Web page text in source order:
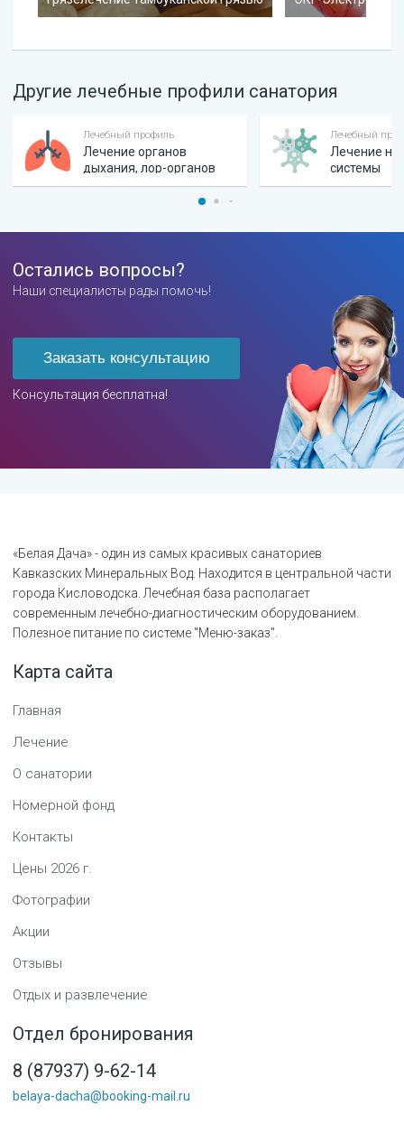
Другие лечебные профили санатория
Лечебный профиль
Лечение органов
дыхания, лор-органов
Лечебный
Лечение
системы
Остались вопросы?
Наши специалисты рады помочь!
Заказать консультацию
Консультация бесплатна!
«Белая Дача» - один из самых красивых санаториев
Кавказских Минеральных Вод. Находится в центральной части
города Кисловодска. Лечебная база располагает
современным лечебно-диагностическим оборудованием.
Полезное питание по системе "Меню-заказ".
Карта сайта
Главная
Лечение
О санатории
Номерной фонд
Контакты
Цены 2026 г.
Фотографии
Акции
Отзывы
Отдых и развлечение
Отдел бронирования
8 (87937) 9-62-14
belaya-dacha@booking-mail.ru